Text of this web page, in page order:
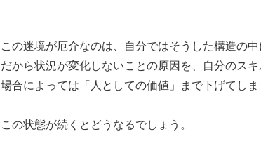
この迷境が厄介なのは、自分ではそうした構造の
だから状況が変化しないことの原因を、自分のス
場合によっては「人としての価値」まで下げてしま
この状態が続くとどうなるでしょう。